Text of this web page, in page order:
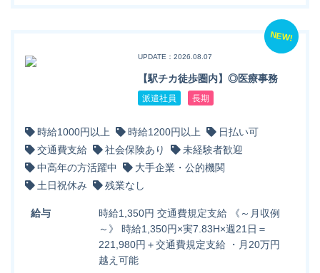
NEW!
UPDATE：2026.08.07
【駅チカ徒歩圏内】◎医療事務
派遣社員 長期
時給1000円以上 時給1200円以上
日払い可
交通費支給
社会保険あり
未経験者歓迎
中高年の方活躍中
大手企業・公的機関
土日祝休み
残業なし
給与
時給1,350円 交通費規定支給 《～月収例
～》 時給1,350円×実7.83H×週21日＝
221,980円＋交通費規定支給 ・月20万円
越え可能